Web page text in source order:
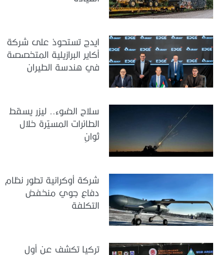
ايدج تستحوذ على شركة
أكاير البرازيلية المتخصصة
في هندسة الطيران
سلاح الضوء.. ليزر يسقط
الطائرات المسيّرة خلال
ثوانٍ
شركة أوكرانية تطور نظام
دفاع جوي منخفض
التكلفة
تركيا تكشف عن أول